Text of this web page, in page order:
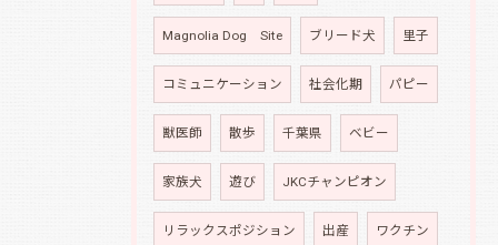
Magnolia Dog Site ブリード犬 里子
コミュニケーション 社会化期 パピー
獣医師 散歩 千葉県 ベビー
家族犬 遊び JKCチャンピオン
リラックスポジション 出産 ワクチン